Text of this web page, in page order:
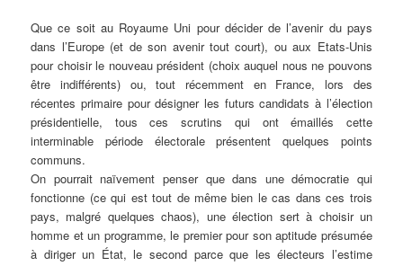
Que ce soit au Royaume Uni pour décider de l’avenir du pays
dans l’Europe (et de son avenir tout court), ou aux Etats-Unis
pour choisir le nouveau président (choix auquel nous ne pouvons
être indifférents) ou, tout récemment en France, lors des
récentes primaire pour désigner les futurs candidats à l’élection
présidentielle, tous ces scrutins qui ont émaillés cette
interminable période électorale présentent quelques points
communs.
On pourrait naïvement penser que dans une démocratie qui
fonctionne (ce qui est tout de même bien le cas dans ces trois
pays, malgré quelques chaos), une élection sert à choisir un
homme et un programme, le premier pour son aptitude présumée
à diriger un État, le second parce que les électeurs l’estime